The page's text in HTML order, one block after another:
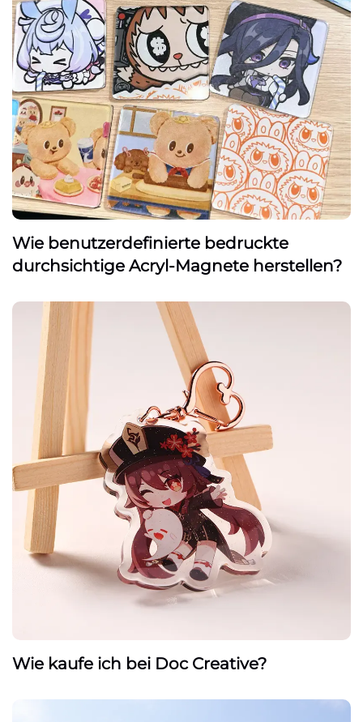
Wie benutzerdefinierte bedruckte
durchsichtige Acryl-Magnete herstellen?
Wie kaufe ich bei Doc Creative?